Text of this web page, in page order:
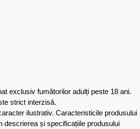
exclusiv fumătorilor adulți peste 18 ani.
strict interzisă.
ilustrativ. Caracteristicile produsului
descrierea și specificațiile produsului